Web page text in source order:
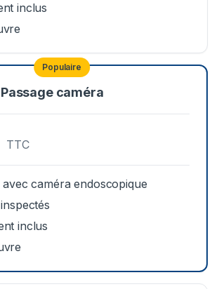
inclus
Populaire
caméra
TTC
caméra endoscopique
inclus